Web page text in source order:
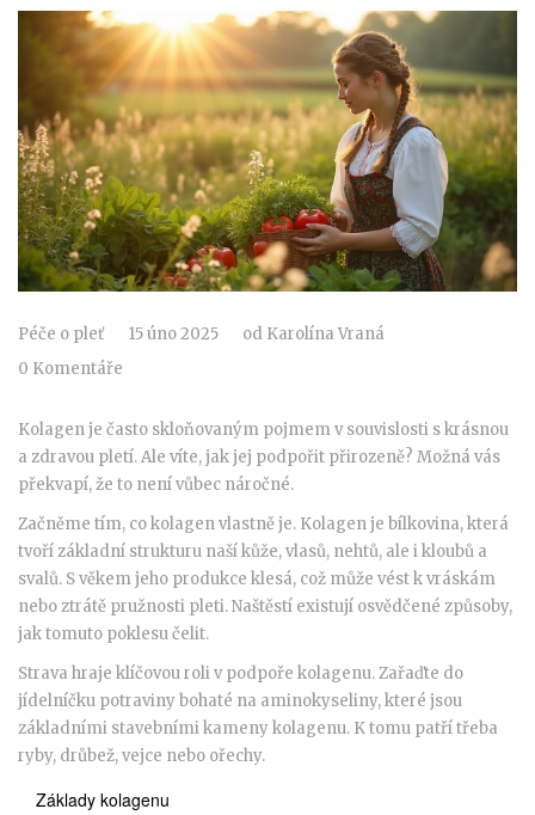
Péče o pleť 15 úno 2025 od Karolína Vraná
0 Komentáře
Kolagen je často skloňovaným pojmem v souvislosti s krásnou
a zdravou pletí. Ale víte, jak jej podpořit přirozeně? Možná vás
překvapí, že to není vůbec náročné.
Začněme tím, co kolagen vlastně je. Kolagen je bílkovina, která
tvoří základní strukturu naší kůže, vlasů, nehtů, ale i kloubů a
svalů. S věkem jeho produkce klesá, což může vést k vráskám
nebo ztrátě pružnosti pleti. Naštěstí existují osvědčené způsoby,
jak tomuto poklesu čelit.
Strava hraje klíčovou roli v podpoře kolagenu. Zařaďte do
jídelníčku potraviny bohaté na aminokyseliny, které jsou
základními stavebními kameny kolagenu. K tomu patří třeba
ryby, drůbež, vejce nebo ořechy.
Základy kolagenu